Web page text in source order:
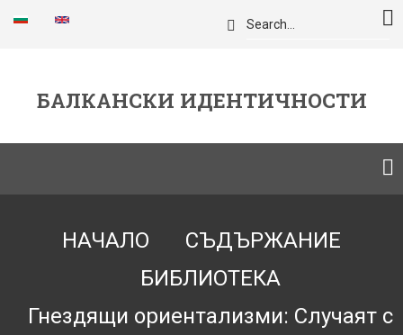
Търси
БАЛКАНСКИ ИДЕНТИЧНОСТИ
Breadcrumb
НАЧАЛО
СЪДЪРЖАНИЕ
БИБЛИОТЕКА
Гнездящи ориентализми: Случаят с